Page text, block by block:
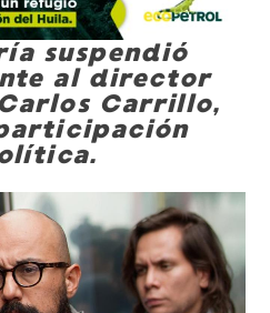
suspendió
al director
Carrillo,